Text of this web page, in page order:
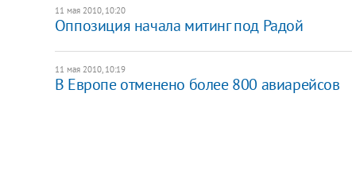
11 мая 2010, 10:20
Оппозиция начала митинг под Радой
11 мая 2010, 10:19
В Европе отменено более 800 авиарейсов